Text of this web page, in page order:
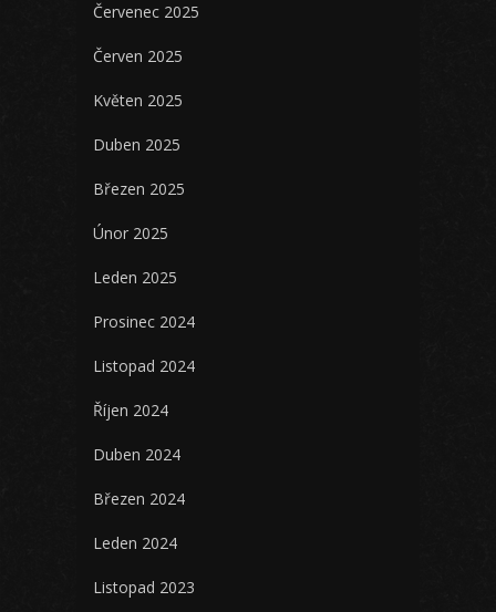
Červenec 2025
Červen 2025
Květen 2025
Duben 2025
Březen 2025
Únor 2025
Leden 2025
Prosinec 2024
Listopad 2024
Říjen 2024
Duben 2024
Březen 2024
Leden 2024
Listopad 2023